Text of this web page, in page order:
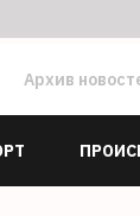
Архив